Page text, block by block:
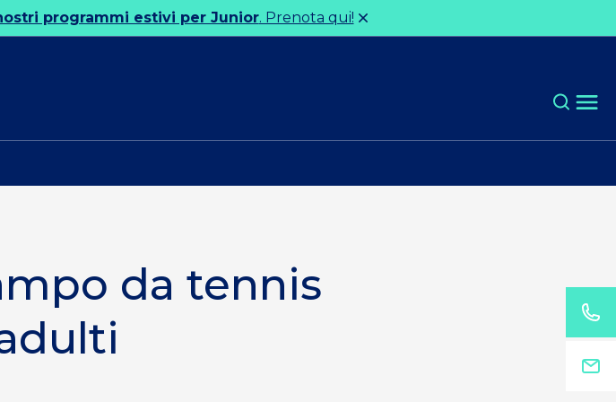
programmi estivi per Junior. Prenota qui!
da tennis